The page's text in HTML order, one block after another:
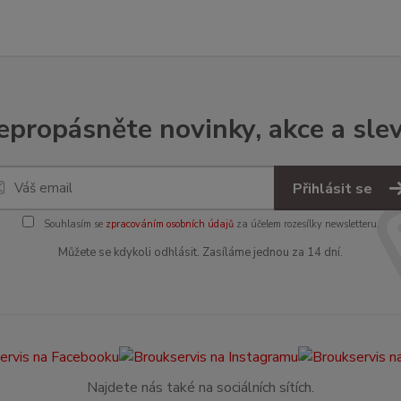
novinky, akce a
Přihlásit se
Souhlasím se zpracováním osobních údajůza účelem rozesílky newsletteru.
Můžete se kdykoli odhlásit. Zasíláme jednou za 14 dní.
Najdete nás také na sociálních sítích.